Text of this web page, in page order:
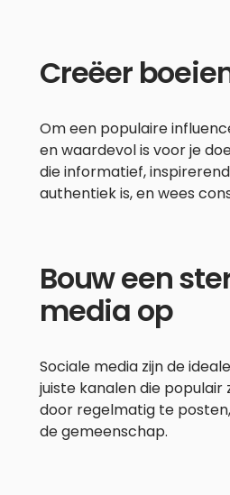
Creëer
Om een populaire
en waardevol is voor je
die informatief,
authentiek is, en wees
Bouw een
media op
Sociale media zijn de
juiste kanalen die
door regelmatig te
de gemeenschap.